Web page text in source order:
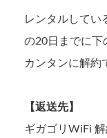
レンタルしてい
の20日までに下
カンタンに解約
【返送先】
ギガゴリWiFi